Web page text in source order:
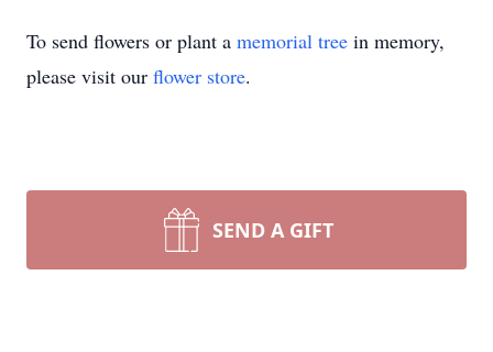
To send flowers or plant a memorial tree in memory,
please visit our flower store.
SEND A GIFT